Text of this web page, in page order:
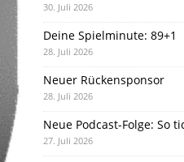
30. Juli 2026
Deine Spielminute: 89+1
28. Juli 2026
Neuer Rückensponsor
28. Juli 2026
Neue Podcast-Folge: So
27. Juli 2026